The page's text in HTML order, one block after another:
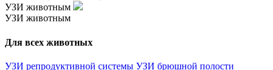
УЗИ животным
УЗИ животным
Для всех животных
УЗИ репродуктивной системы УЗИ брюшной полости